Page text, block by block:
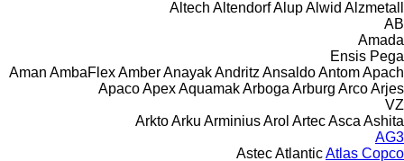
Altech AltendorfAlupAlwid Alzmetall
AB
Amada
Ensis Pega
Aman AmbaFlexAmberAnayakAndritz AnsaldoAntomApach
ApacoApexAquamakArboga Arburg ArcoArjes
VZ
ArktoArku ArminiusArol ArtecAsca Ashita
AG3
AstecAtlanticAtlas Copco